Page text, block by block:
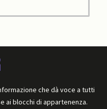
che dà voce a tutti
ai blocchi di appartenenza.